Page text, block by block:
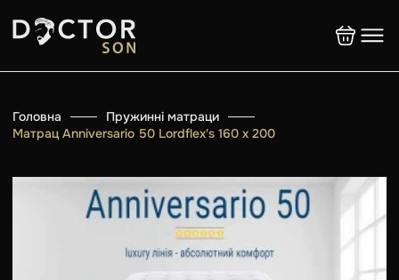
Головна
Пружинні матраци
Матрац Anniversario 50 Lordflex's 160 x 200